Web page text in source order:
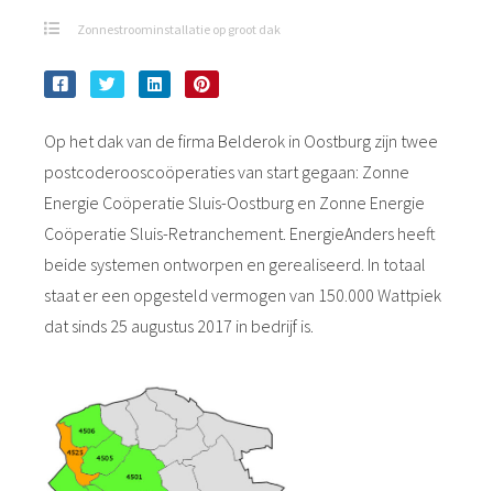
Zonnestroominstallatie op groot dak
Op het dak van de firma Belderok in Oostburg zijn twee
postcoderooscoöperaties van start gegaan: Zonne
Energie Coöperatie Sluis-Oostburg en Zonne Energie
Coöperatie Sluis-Retranchement. EnergieAnders heeft
beide systemen ontworpen en gerealiseerd. In totaal
staat er een opgesteld vermogen van 150.000 Wattpiek
dat sinds 25 augustus 2017 in bedrijf is.
van
op
gebruikt
te